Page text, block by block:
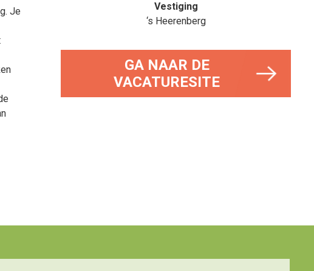
Je
Vestiging
‘s Heerenberg
GA NAAR DE
VACATURESITE